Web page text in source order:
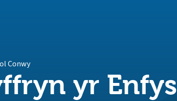
Conwy
yr Enfys